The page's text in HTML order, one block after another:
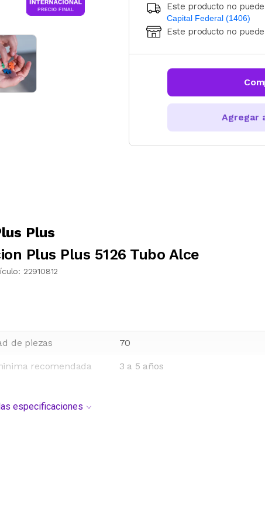
Este producto no
Capital Federal (1406)
Ingresá código postal
Este producto no
Agregar
Plus
Plus Plus 5126 Tubo Alce
22910812
de piezas 70
recomendada 3 a 5 años
especificaciones